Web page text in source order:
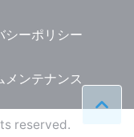
ペー
シーポリシー
メンテナンス
reserved.